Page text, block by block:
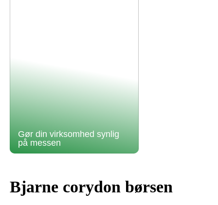
Gør din virksomhed synlig
på messen
Bjarne corydon børsen